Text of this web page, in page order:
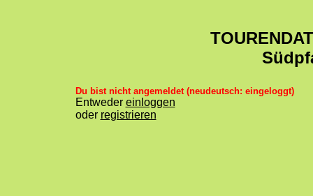
Du bist nicht angemeldet (neudeutsch: eingeloggt)
Entweder einloggen
oder registrieren